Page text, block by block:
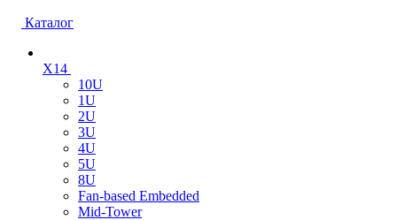
Каталог
X14
10U
1U
2U
3U
4U
5U
8U
Fan-based Embedded
Mid-Tower